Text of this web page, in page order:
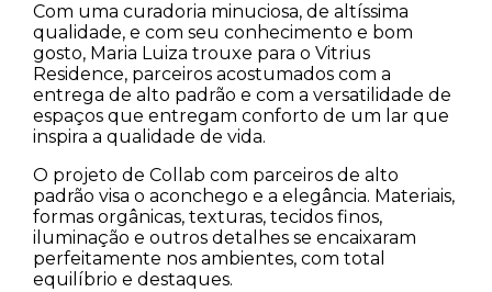
Com uma curadoria minuciosa, de altíssima
qualidade, e com seu conhecimento e bom
gosto, Maria Luiza trouxe para o Vitrius
Residence, parceiros acostumados com a
entrega de alto padrão e com a versatilidade de
espaços que entregam conforto de um lar que
inspira a qualidade de vida.
O projeto de Collab com parceiros de alto
padrão visa o aconchego e a elegância. Materiais,
formas orgânicas, texturas, tecidos finos,
iluminação e outros detalhes se encaixaram
perfeitamente nos ambientes, com total
equilíbrio e destaques.